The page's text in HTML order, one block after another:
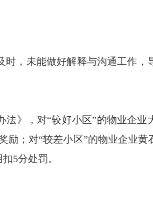
，未能做好解释与沟通工作，
》，对“较好小区”的物业企业
励；对“较差小区”的物业企业黄
5分处罚。